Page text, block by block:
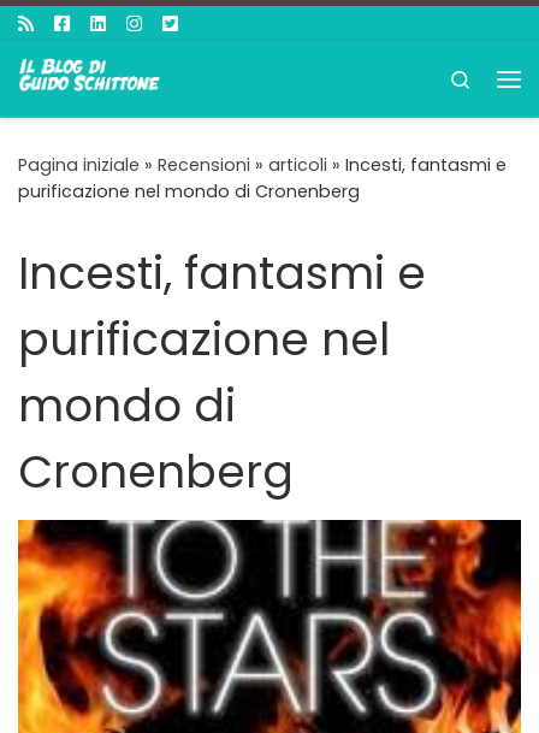
Passa al contenuto
Search
Pagina iniziale » Recensioni » articoli » Incesti, fantasmi e
purificazione nel mondo di Cronenberg
Incesti, fantasmi e
purificazione nel
mondo di
Cronenberg